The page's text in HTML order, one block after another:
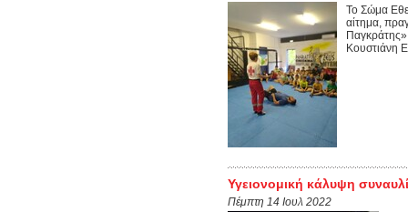
Το Σώμα
αίτημα,
Κουστιάνη
Υγειονομική κάλυψη
Πέμπτη 14 Ιουλ 2022